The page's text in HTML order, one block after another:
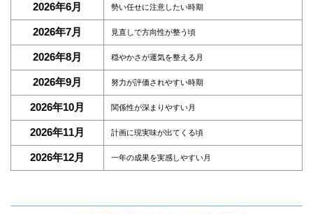
2026年6月 勢い任せに注意したい時期
2026年7月 見直しで方向性が整う頃
2026年8月 穏やかさが運気を整える月
2026年9月 努力が評価されやすい時期
2026年10月 関係性が深まりやすい月
2026年11月 計画に現実味が出てくる頃
2026年12月 一年の成果を実感しやすい月